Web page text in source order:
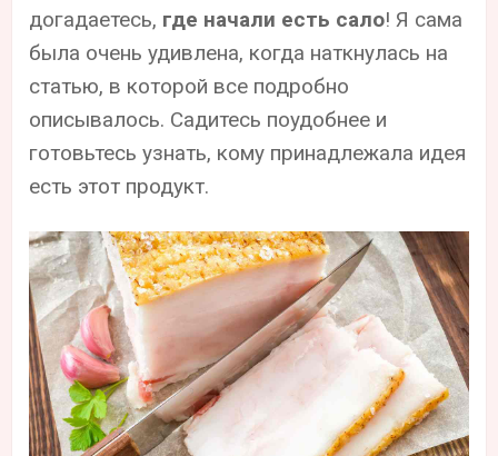
догадаетесь, где начали есть сало! Я сама
была очень удивлена, когда наткнулась на
статью, в которой все подробно
описывалось. Садитесь поудобнее и
готовьтесь узнать, кому принадлежала идея
есть этот продукт.